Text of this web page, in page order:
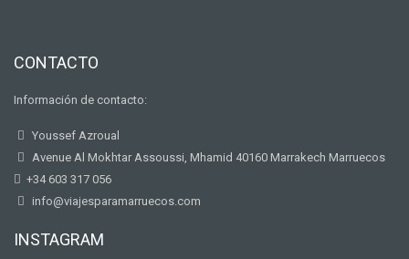
CONTACTO
Información de contacto:
Youssef Azroual
Avenue Al Mokhtar Assoussi, Mhamid 40160 Marrakech Marruecos
+34 603 317 056
info@viajesparamarruecos.com
INSTAGRAM